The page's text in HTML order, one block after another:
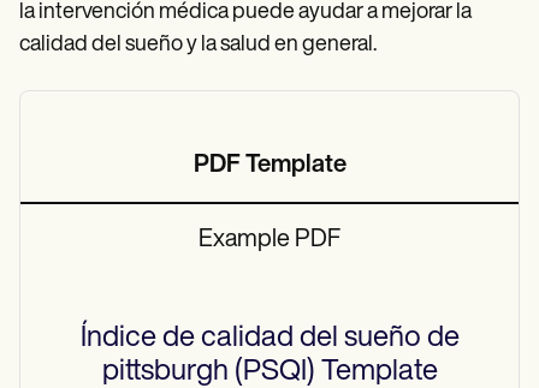
la intervención médica puede ayudar a mejorar la
calidad del sueño y la salud en general.
PDF Template
Example PDF
Índice de calidad del sueño de
pittsburgh (PSQI) Template